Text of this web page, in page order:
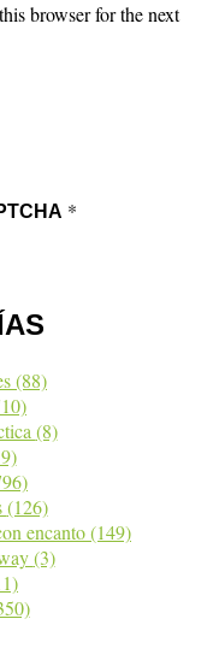
browser for the next
*
(88)
(8)
(126)
encanto(149)
(3)